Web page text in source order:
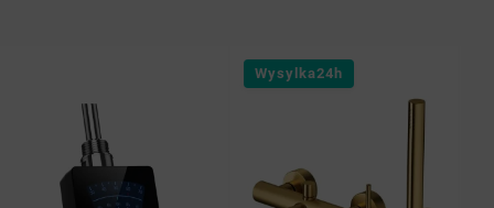
Wysylka24h